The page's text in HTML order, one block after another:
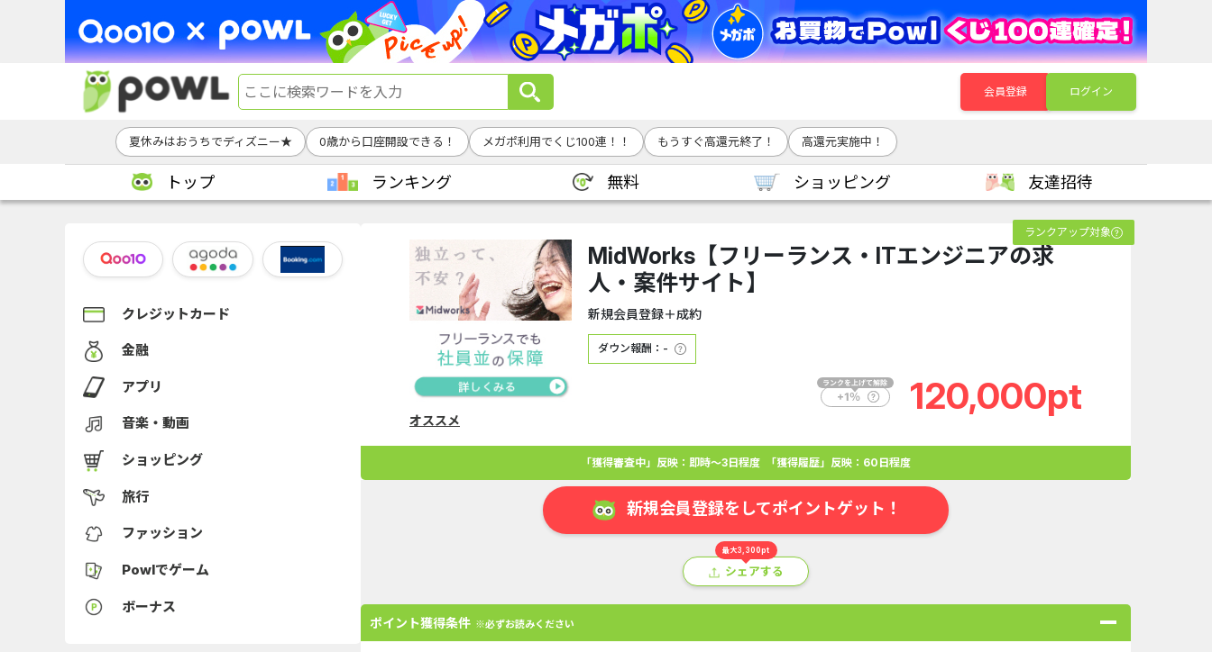
会員登録 ログイン
夏休みはおうちでディズニー★ 0歳から口座開設できる！ メガポ利用でくじ100連！！ もうすぐ高還元終了！ 高還元実施中！
トップ ランキング 無料 ショッピング 友達招待
クレジットカード
金融
アプリ
音楽・動画
ショッピング
旅行
ファッション
Powlでゲーム
ボーナス
ランクアップ対象
MidWorks【フリーランス・ITエンジニアの求
人・案件サイト】
新規会員登録＋成約
ダウン報酬：-
120,000pt
オススメ
「獲得審査中」反映：即時～3日程度 「獲得履歴」反映：60日程度
新規会員登録をしてポイントゲット！
最大3,300pt
シェアする
ポイント獲得条件 ※必ずお読みください